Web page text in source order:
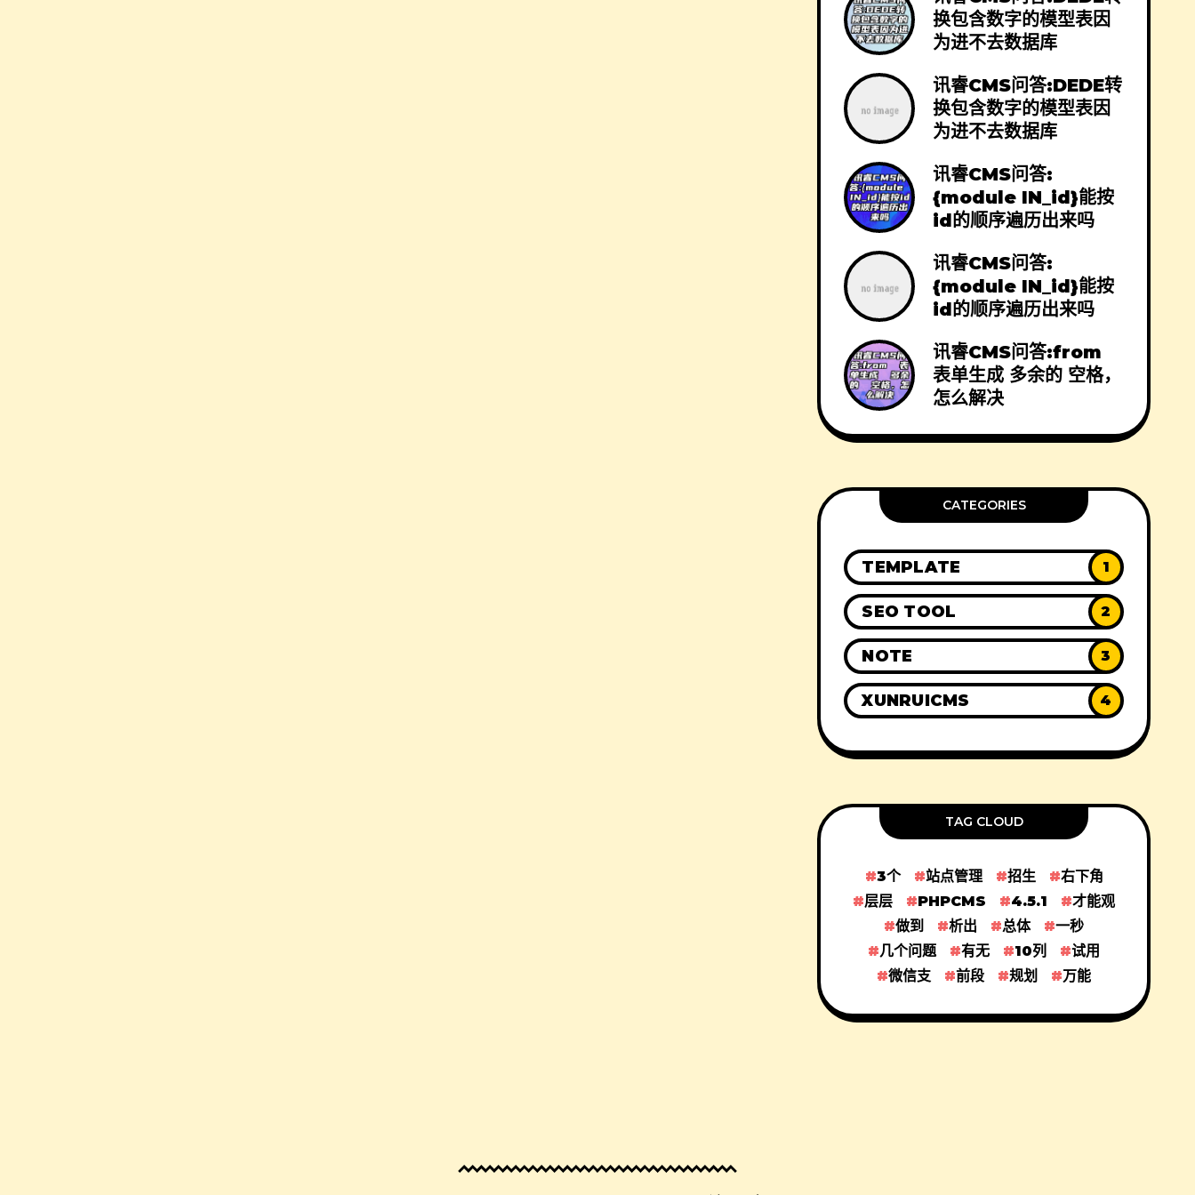
换包含数字的模型表因
为进不去数据库
讯睿CMS问答:DEDE转
换包含数字的模型表因
为进不去数据库
讯睿CMS问答:
{module IN_id}能按
id的顺序遍历出来吗
讯睿CMS问答:
{module IN_id}能按
id的顺序遍历出来吗
讯睿CMS问答:from
表单生成 多余的 空格，
怎么解决
CATEGORIES
TEMPLATE 1
SEO TOOL 2
NOTE 3
XUNRUICMS 4
TAG CLOUD
3个 站点管理 招生
右下角
层层
PHPCMS 4.5.1
才能观
做到
析出 总体
一秒
几个问题
有无 10列
试用
微信支
前段 规划 万能